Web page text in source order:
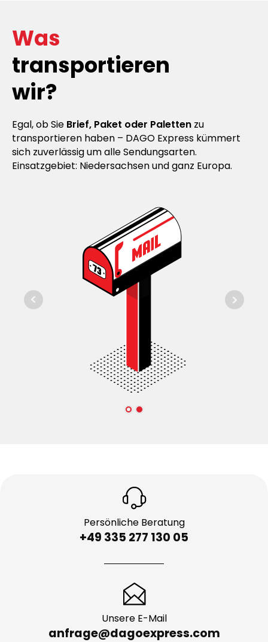
Was
transportieren
wir?
Egal, ob Sie Brief, Paket oder Paletten zu
transportieren haben – DAGO Express kümmert
sich zuverlässig um alle Sendungsarten.
Einsatzgebiet: Niedersachsen und ganz Europa.
Persönliche Beratung
+49 335 277 130 05
Unsere E-Mail
anfrage@dagoexpress.com